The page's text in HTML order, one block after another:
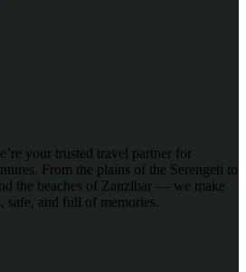
your trusted travel partner for
From the plains of the Serengeti to
the beaches of Zanzibar — we make
safe, and full of memories.